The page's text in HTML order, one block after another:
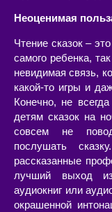
Неоценимая
Чтение сказок –
самого ребенка,
невидимая связь,
какой-то игры и
Конечно, не
детям сказок на
совсем не
послушать
рассказанные
лучший выход
аудиокниг или
окрашенной